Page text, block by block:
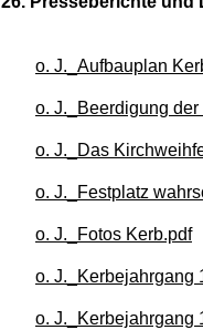
o. J._Aufbauplan
o. J._Beerdigung
o. J._Das
o. J._Festplatz
o. J._Fotos Kerb.pdf
o. J._Kerbejahrgang
o. J._ Kerbejahrgang